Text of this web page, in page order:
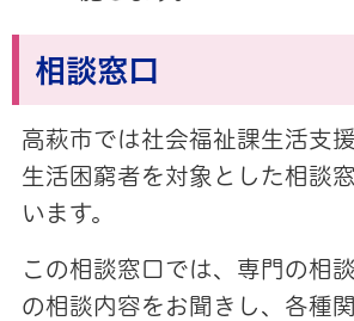
相談窓口
高萩市では社会福祉課生活支援
生活困窮者を対象とした相談
います。
この相談窓口では、専門の相
の相談内容をお聞きし、各種